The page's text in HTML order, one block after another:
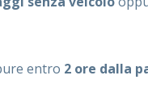
entro 2 ore dalla